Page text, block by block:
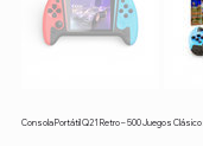
Consola Portátil Q21 Retro – 500 Juegos